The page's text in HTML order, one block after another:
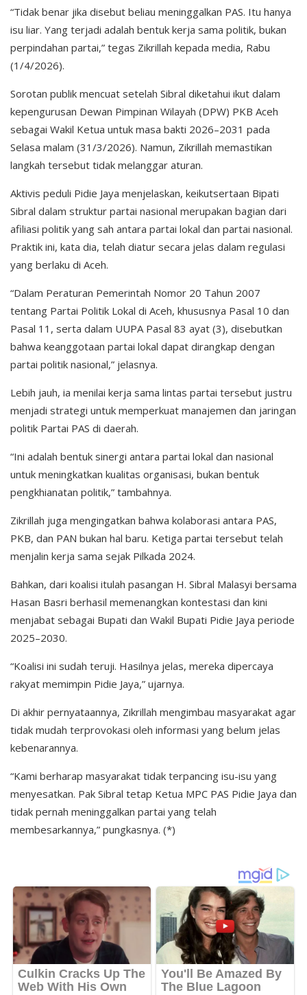
“Tidak benar jika disebut beliau meninggalkan PAS. Itu hanya
isu liar. Yang terjadi adalah bentuk kerja sama politik, bukan
perpindahan partai,” tegas Zikrillah kepada media, Rabu
(1/4/2026).
Sorotan publik mencuat setelah Sibral diketahui ikut dalam
kepengurusan Dewan Pimpinan Wilayah (DPW) PKB Aceh
sebagai Wakil Ketua untuk masa bakti 2026–2031 pada
Selasa malam (31/3/2026). Namun, Zikrillah memastikan
langkah tersebut tidak melanggar aturan.
Aktivis peduli Pidie Jaya menjelaskan, keikutsertaan Bipati
Sibral dalam struktur partai nasional merupakan bagian dari
afiliasi politik yang sah antara partai lokal dan partai nasional.
Praktik ini, kata dia, telah diatur secara jelas dalam regulasi
yang berlaku di Aceh.
“Dalam Peraturan Pemerintah Nomor 20 Tahun 2007
tentang Partai Politik Lokal di Aceh, khususnya Pasal 10 dan
Pasal 11, serta dalam UUPA Pasal 83 ayat (3), disebutkan
bahwa keanggotaan partai lokal dapat dirangkap dengan
partai politik nasional,” jelasnya.
Lebih jauh, ia menilai kerja sama lintas partai tersebut justru
menjadi strategi untuk memperkuat manajemen dan jaringan
politik Partai PAS di daerah.
“Ini adalah bentuk sinergi antara partai lokal dan nasional
untuk meningkatkan kualitas organisasi, bukan bentuk
pengkhianatan politik,” tambahnya.
Zikrillah juga mengingatkan bahwa kolaborasi antara PAS,
PKB, dan PAN bukan hal baru. Ketiga partai tersebut telah
menjalin kerja sama sejak Pilkada 2024.
Bahkan, dari koalisi itulah pasangan H. Sibral Malasyi bersama
Hasan Basri berhasil memenangkan kontestasi dan kini
menjabat sebagai Bupati dan Wakil Bupati Pidie Jaya periode
2025–2030.
“Koalisi ini sudah teruji. Hasilnya jelas, mereka dipercaya
rakyat memimpin Pidie Jaya,” ujarnya.
Di akhir pernyataannya, Zikrillah mengimbau masyarakat agar
tidak mudah terprovokasi oleh informasi yang belum jelas
kebenarannya.
“Kami berharap masyarakat tidak terpancing isu-isu yang
menyesatkan. Pak Sibral tetap Ketua MPC PAS Pidie Jaya dan
tidak pernah meninggalkan partai yang telah
membesarkannya,” pungkasnya. (*)